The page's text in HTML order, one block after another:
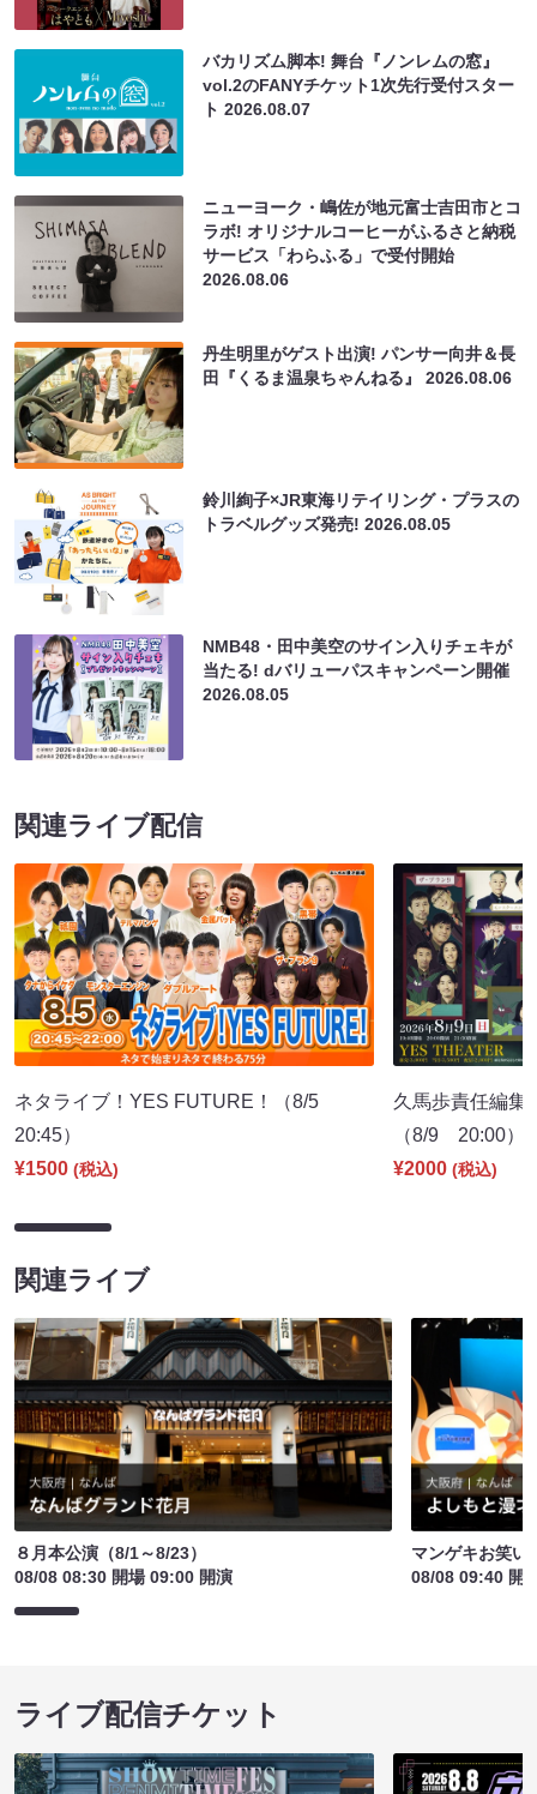
バカリズム脚本! 舞台『ノンレムの窓』
vol.2のFANYチケット1次先行受付スター
ト2026.08.07
ニューヨーク・嶋佐が地元富士吉田市とコ
ラボ! オリジナルコーヒーがふるさと納税
サービス「わらふる」で受付開始
2026.08.06
丹生明里がゲスト出演! パンサー向井＆長
田『くるま温泉ちゃんねる』2026.08.06
鈴川絢子×JR東海リテイリング・プラスの
トラベルグッズ発売!2026.08.05
NMB48・田中美空のサイン入りチェキが
当たる! dバリューパスキャンペーン開催
2026.08.05
関連ライブ配信
ネタライブ！YES FUTURE！（8/5
20:45）
¥1500 (税込)
久馬歩責任編集
（8/9 20:00）
¥2000 (税込)
関連ライブ
８月本公演（8/1～8/23）
08/08 08:30 開場 09:00 開演
マンゲキお笑い
08/08 09:40 開
ライブ配信チケット